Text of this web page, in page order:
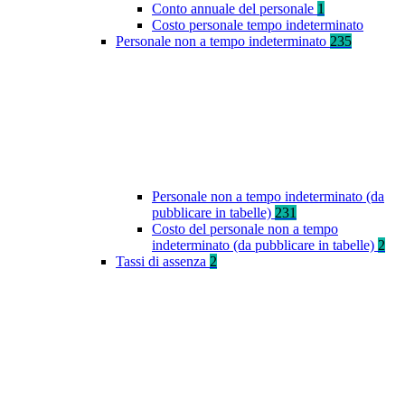
Conto annuale del personale 1
Costo personale tempo indeterminato
Personale non a tempo indeterminato 235
Personale non a tempo indeterminato (da
pubblicare in tabelle) 231
Costo del personale non a tempo
indeterminato (da pubblicare in tabelle) 2
Tassi di assenza 2